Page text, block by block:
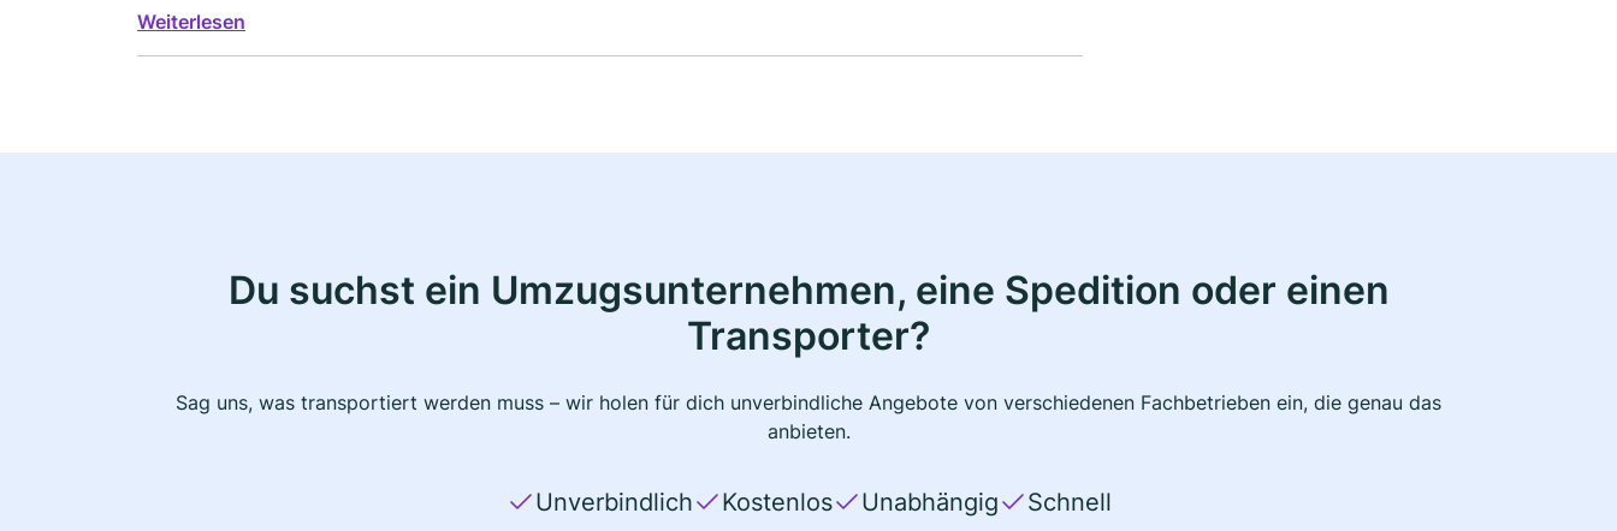
Weiterlesen
Du suchst ein Umzugsunternehmen, eine Spedition oder einen
Transporter?
Sag uns, was transportiert werden muss – wir holen für dich unverbindliche Angebote von verschiedenen Fachbetrieben ein, die genau das
anbieten.
Unverbindlich Kostenlos Unabhängig Schnell